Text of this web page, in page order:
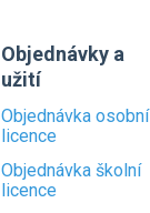
Objednávky a
užití
Objednávka osobní
licence
Objednávka školní
licence